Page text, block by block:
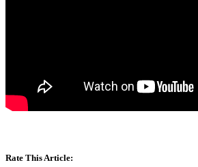
Rate This Article: